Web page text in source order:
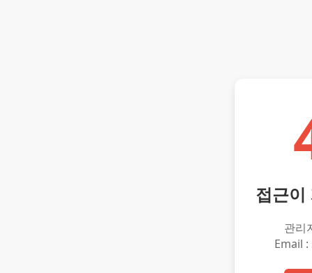
접근이
관리
Email